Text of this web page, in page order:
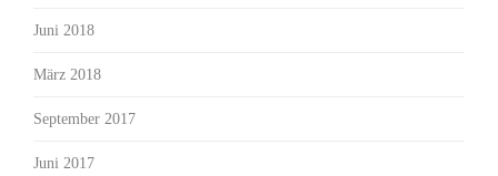
Juni 2018
März 2018
September 2017
Juni 2017